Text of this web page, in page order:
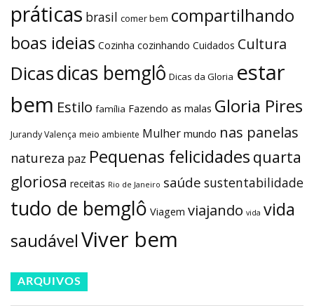
práticas brasil comer bem compartilhando
boas ideias Cozinha cozinhando Cuidados Cultura
Dicasdicas bemglô Dicas da Gloria estar
bem Estilo família Fazendo as malas Gloria Pires
Jurandy Valença meio ambiente Mulher mundo nas panelas
natureza paz Pequenas felicidades quarta
gloriosa receitas Rio de Janeiro saúde sustentabilidade
tudo de bemglô Viagem viajando vida vida
saudávelViver bem
ARQUIVOS